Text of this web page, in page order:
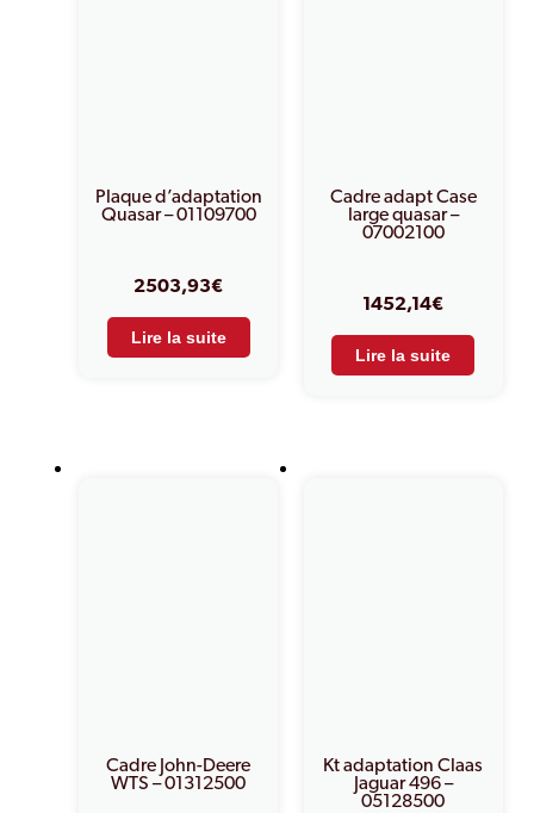
Plaque d’adaptation
Quasar – 01109700
2503,93€
Lire la suite
Cadre adapt Case
large quasar –
07002100
1452,14€
Lire la suite
Cadre John-Deere
WTS – 01312500
Kt adaptation Claas
Jaguar 496 –
05128500